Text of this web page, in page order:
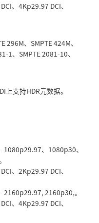
、4Kp29.97 DCI、
296M、SMPTE 424M、
、SMPTE 2081‑10、
上支持HDR元数据。
、1080p30、
、2Kp29.97 DCI、
2160p30,。
、4Kp29.97 DCI、